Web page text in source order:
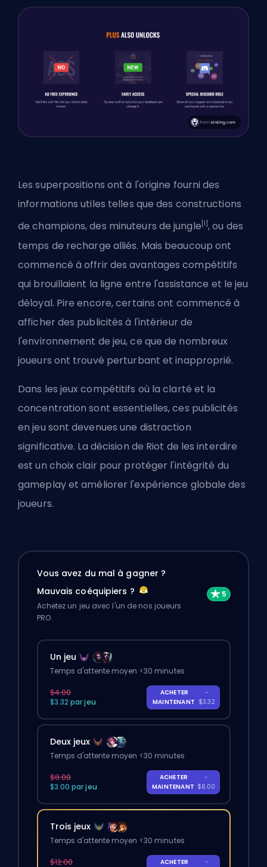
Les superpositions ont à l'origine fourni des
informations utiles telles que des constructions
de champions, des minuteurs de jungle [1] , ou des
temps de recharge alliés. Mais beaucoup ont
commencé à offrir des avantages compétitifs
qui brouillaient la ligne entre l'assistance et le jeu
déloyal. Pire encore, certains ont commencé à
afficher des publicités à l'intérieur de
l'environnement de jeu, ce que de nombreux
joueurs ont trouvé perturbant et inapproprié.
Dans les jeux compétitifs où la clarté et la
concentration sont essentielles, ces publicités
en jeu sont devenues une distraction
significative. La décision de Riot de les interdire
est un choix clair pour protéger l'intégrité du
gameplay et améliorer l'expérience globale des
joueurs.
Vous avez du mal à gagner ?
Mauvais coéquipiers ?
Achetez un jeu avec l'un de nos joueurs
PRO.
Un jeu
Temps d'attente moyen <30 minutes
$4.00
$3.32 par jeu
ACHETER
MAINTENANT
-
$3.32
Deux jeux
Temps d'attente moyen <30 minutes
$8.00
$3.00 par jeu
ACHETER
MAINTENANT
-
$6.00
Trois jeux
Temps d'attente moyen <30 minutes
$12.00
ACHETER -